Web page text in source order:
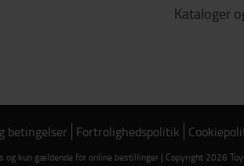
Kataloger
betingelser Fortrolighedspolitik
og kun gældende for online bestillinger | Copyright 2026